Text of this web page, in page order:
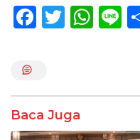
F
o
o
T W
p
Li
Baca Juga